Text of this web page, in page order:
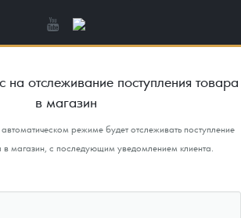
на отслеживание поступления товара
в магазин
режиме будет отслеживать поступление
магазин, с последующим уведомлением клиента.